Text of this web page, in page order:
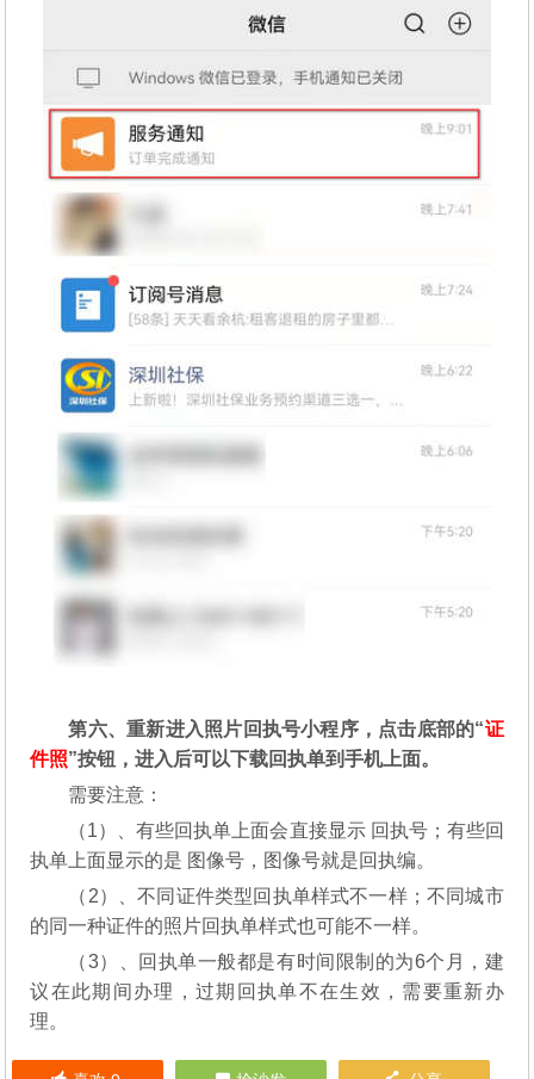
第六、重新进入照片回执号小程序，点击底部的“证
件照”按钮，进入后可以下载回执单到手机上面。
需要注意：
（1）、有些回执单上面会直接显示 回执号；有些回
执单上面显示的是 图像号，图像号就是回执编。
（2）、不同证件类型回执单样式不一样；不同城市
的同一种证件的照片回执单样式也可能不一样。
（3）、回执单一般都是有时间限制的为6个月，建
议在此期间办理，过期回执单不在生效，需要重新办
理。